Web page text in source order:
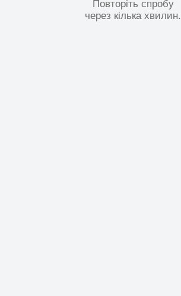
Повторіть спробу
через кілька хвилин.